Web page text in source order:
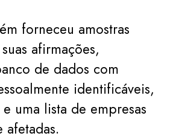
forneceu amostras
afirmações,
de dados com
identificáveis,
uma lista de empresas
afetadas.